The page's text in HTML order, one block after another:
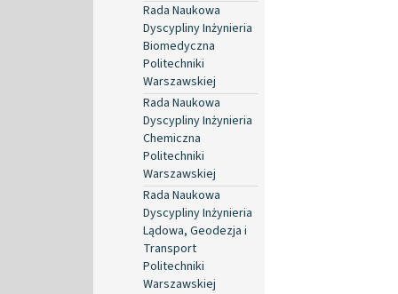
Rada Naukowa
Dyscypliny Inżynieria
Biomedyczna
Politechniki
Warszawskiej
Rada Naukowa
Dyscypliny Inżynieria
Chemiczna
Politechniki
Warszawskiej
Rada Naukowa
Dyscypliny Inżynieria
Lądowa, Geodezja i
Transport
Politechniki
Warszawskiej